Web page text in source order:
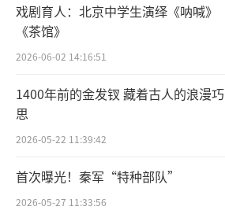
戏剧育人：北京中学生演绎《呐喊》
《茶馆》
2026-06-02 14:16:51
1400年前的金发钗 藏着古人的浪漫巧
思
2026-05-22 11:39:42
首次曝光！秦军“特种部队”
2026-05-27 11:33:56